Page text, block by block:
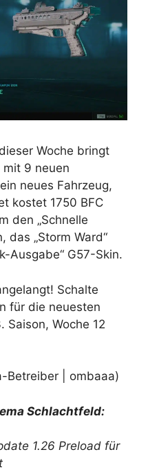
Woche bringt
mit 9 neuen
neues Fahrzeug,
kostet 1750 BFC
den „Schnelle
das „Storm Ward“
Ausgabe“ G57-Skin.
Schalte
für die neuesten
Saison, Woche 12
Betreiber | ombaaa)
Schlachtfeld:
1.26 Preload für